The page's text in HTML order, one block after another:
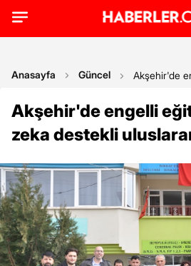
Anasayfa Güncel Akşehir'de
Akşehir'de engelli
zeka destekli